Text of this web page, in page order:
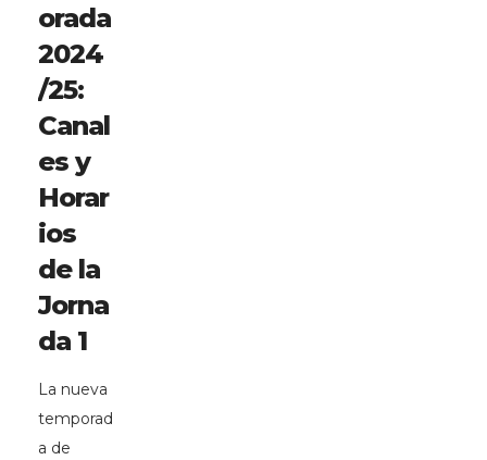
orada
2024
/25:
Canal
es y
Horar
ios
de la
Jorna
da 1
La nueva
temporad
a de